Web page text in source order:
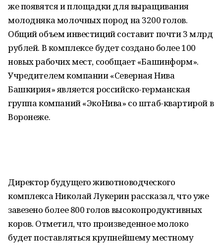
же появятся и площадки для выращивания
молодняка молочных пород на 3200 голов.
Общий объем инвестиций составит почти 3 млрд
рублей. В комплексе будет создано более 100
новых рабочих мест, сообщает «Башинформ».
Учредителем компании «Северная Нива
Башкирия» является российско-германская
группа компаний «ЭкоНива» со штаб-квартирой в
Воронеже.
Директор будущего животноводческого
комплекса Николай Лукерин рассказал, что уже
завезено более 800 голов высокопродуктивных
коров. Отметил, что произведенное молоко
будет поставляться крупнейшему местному